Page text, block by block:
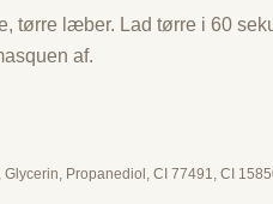
tørre læber. Lad tørre i 60
af.
Glycerin, Propanediol, CI 77491, CI